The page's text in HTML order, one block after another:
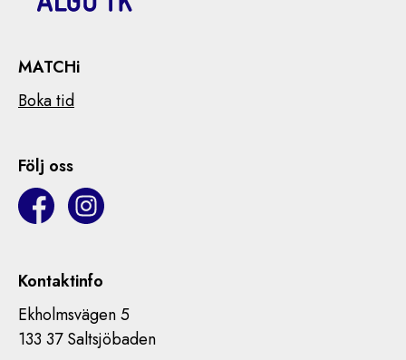
MATCHi
Boka tid
Följ oss
Kontaktinfo
Ekholmsvägen 5
133 37 Saltsjöbaden